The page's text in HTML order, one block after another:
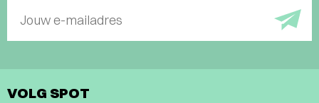
Jouw e-mailadres
VOLG SPOT